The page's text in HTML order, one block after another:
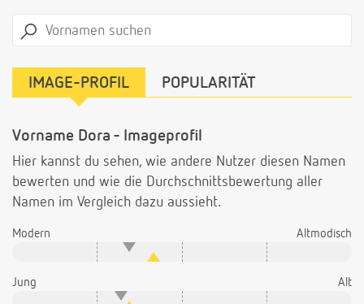
IMAGE-PROFIL POPULARITÄT
Vorname Dora - Imageprofil
Hier kannst du sehen, wie andere Nutzer diesen Namen
bewerten und wie die Durchschnittsbewertung aller
Namen im Vergleich dazu aussieht.
Modern Altmodisch
Jung Alt